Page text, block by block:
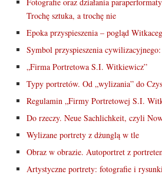
Trochę sztuka, a trochę nie
Epoka przyspieszenia – pogląd
Symbol przyspieszenia cywilizacyjnego:
„Firma Portretowa S.I. Witkiewicz”
Typy portretów. Od „wylizania” do
Regulamin „Firmy Portretowej S.I.
Do rzeczy. Neue Sachlichkeit, czyli
Wylizane portrety z dżunglą w tle
Obraz w obrazie. Autoportret z
Artystyczne portrety: fotografie i